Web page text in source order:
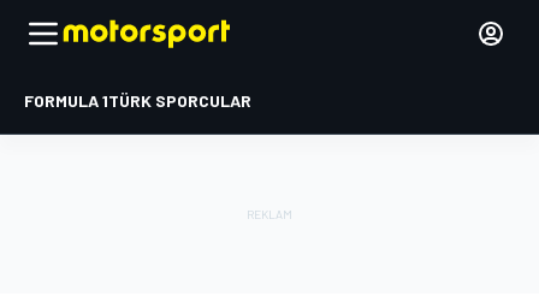
FORMULA 1TÜRK SPORCULAR